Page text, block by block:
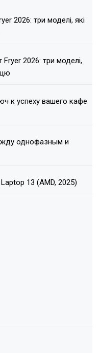
2026: три моделі, які
2026: три моделі,
к успеху вашего кафе
однофазным и
13 (AMD, 2025)